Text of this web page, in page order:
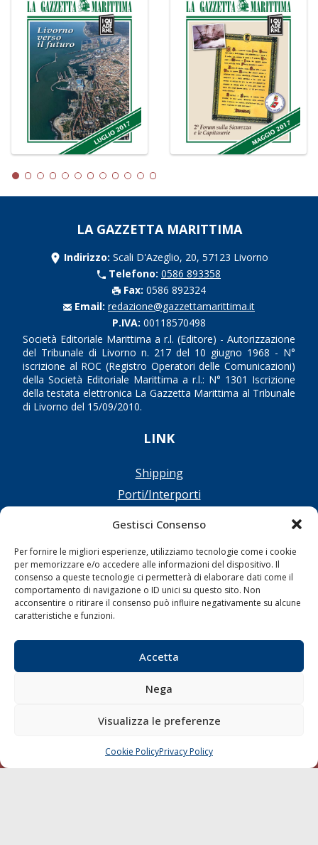
Gestisci Consenso
Per fornire le migliori esperienze, utilizziamo tecnologie come i cookie
per memorizzare e/o accedere alle informazioni del dispositivo. Il
consenso a queste tecnologie ci permetterà di elaborare dati come il
comportamento di navigazione o ID unici su questo sito. Non
acconsentire o ritirare il consenso può influire negativamente su alcune
caratteristiche e funzioni.
Accetta
Nega
Visualizza le preferenze
Cookie PolicyPrivacy Policy
LA GAZZETTA MARITTIMA
Indirizzo: Scali D'Azeglio, 20, 57123 Livorno
Telefono: 0586 893358
Fax: 0586 892324
Email: redazione@gazzettamarittima.it
P.IVA: 00118570498
Società Editoriale Marittima a r.l. (Editore) - Autorizzazione
del Tribunale di Livorno n. 217 del 10 giugno 1968 - N°
iscrizione al ROC (Registro Operatori delle Comunicazioni)
della Società Editoriale Marittima a r.l.: N° 1301 Iscrizione
della testata elettronica La Gazzetta Marittima al Tribunale
di Livorno del 15/09/2010.
LINK
Shipping
Porti/Interporti
Sostenibilità
Compagnie di Navigazione
Blue economy
Chi siamo
Contatti
CHIAMA SCRIVI